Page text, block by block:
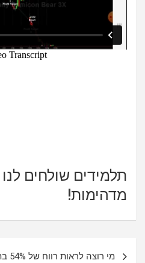
תלמידים שולחים
מדהימות!
מי רוצה לראות רווח של 54% בתוך 8 ימים?